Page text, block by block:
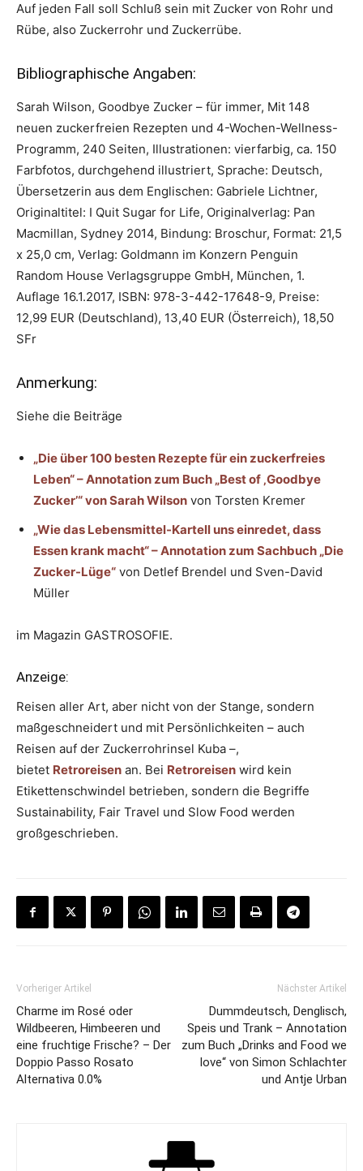
Auf jeden Fall soll Schluß sein mit Zucker von Rohr und
Rübe, also Zuckerrohr und Zuckerrübe.
Bibliographische Angaben:
Sarah Wilson, Goodbye Zucker – für immer, Mit 148
neuen zuckerfreien Rezepten und 4-Wochen-Wellness-
Programm, 240 Seiten, Illustrationen: vierfarbig, ca. 150
Farbfotos, durchgehend illustriert, Sprache: Deutsch,
Übersetzerin aus dem Englischen: Gabriele Lichtner,
Originaltitel: I Quit Sugar for Life, Originalverlag: Pan
Macmillan, Sydney 2014, Bindung: Broschur, Format: 21,5
x 25,0 cm, Verlag: Goldmann im Konzern Penguin
Random House Verlagsgruppe GmbH, München, 1.
Auflage 16.1.2017, ISBN: 978-3-442-17648-9, Preise:
12,99 EUR (Deutschland), 13,40 EUR (Österreich), 18,50
SFr
Anmerkung:
Siehe die Beiträge
„Die über 100 besten Rezepte für ein zuckerfreies
Leben“ – Annotation zum Buch „Best of ‚Goodbye
Zucker’“ von Sarah Wilson von Torsten Kremer
„Wie das Lebensmittel-Kartell uns einredet, dass
Essen krank macht“ – Annotation zum Sachbuch „Die
Zucker-Lüge“ von Detlef Brendel und Sven-David
Müller
im Magazin GASTROSOFIE.
Anzeige:
Reisen aller Art, aber nicht von der Stange, sondern
maßgeschneidert und mit Persönlichkeiten – auch
Reisen auf der Zuckerrohrinsel Kuba –,
bietet Retroreisen an. Bei Retroreisen wird kein
Etikettenschwindel betrieben, sondern die Begriffe
Sustainability, Fair Travel und Slow Food werden
großgeschrieben.
Vorheriger Artikel
Charme im Rosé oder
Wildbeeren, Himbeeren und
eine fruchtige Frische? – Der
Doppio Passo Rosato
Alternativa 0.0%
Nächster Artikel
Dummdeutsch, Denglisch,
Speis und Trank – Annotation
zum Buch „Drinks and Food we
love“ von Simon Schlachter
und Antje Urban